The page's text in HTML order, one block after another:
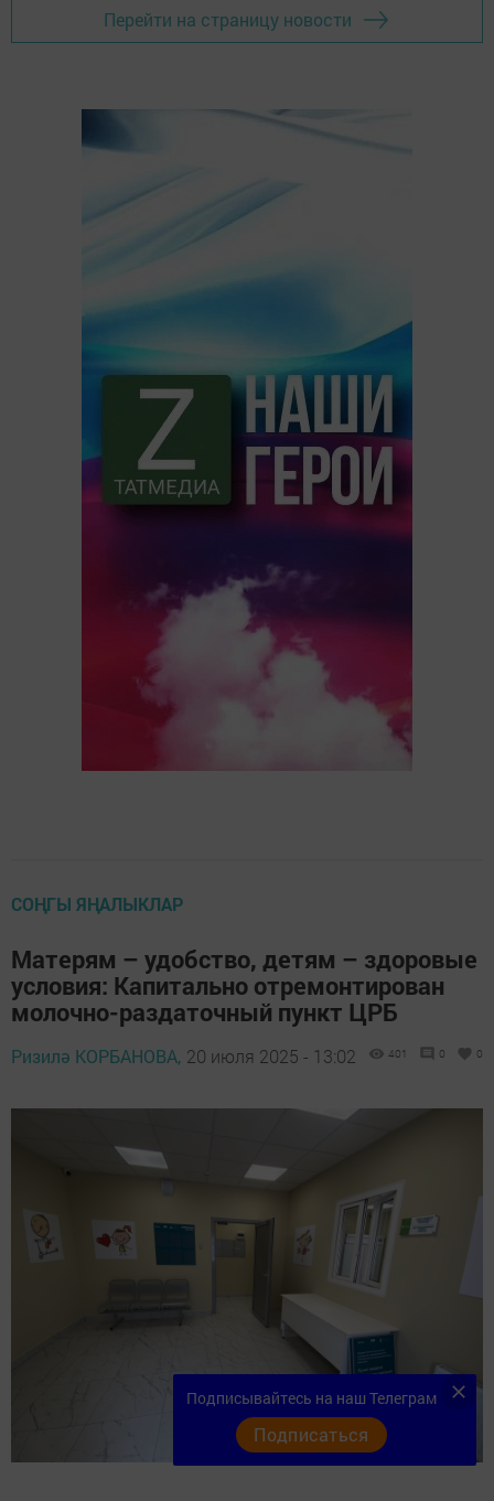
Перейти на страницу новости
СОҢГЫ ЯҢАЛЫКЛАР
Матерям – удобство, детям – здоровые
условия: Капитально отремонтирован
молочно-раздаточный пункт ЦРБ
Ризилә КОРБАНОВА, 20 июля 2025 - 13:02 401 0 0
Подписывайтесь на наш Телеграм
Подписаться